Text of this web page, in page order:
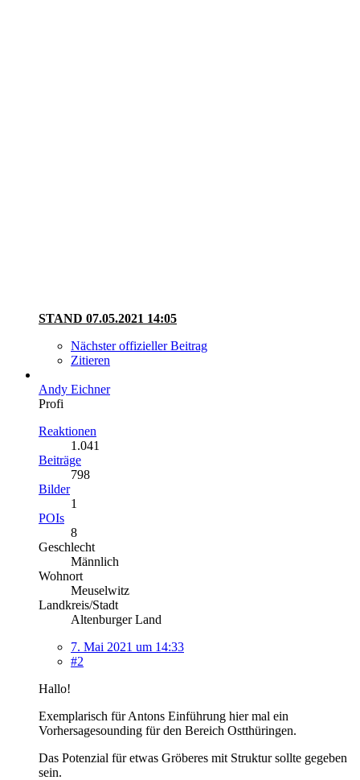
STAND 07.05.2021 14:05
Nächster offizieller Beitrag
Zitieren
Andy Eichner
Profi
Reaktionen
1.041
Beiträge
798
Bilder
1
POIs
8
Geschlecht
Männlich
Wohnort
Meuselwitz
Landkreis/Stadt
Altenburger Land
7. Mai 2021 um 14:33
#2
Hallo!
Exemplarisch für Antons Einführung hier mal ein
Vorhersagesounding für den Bereich Ostthüringen.
Das Potenzial für etwas Gröberes mit Struktur sollte gegeben
sein.